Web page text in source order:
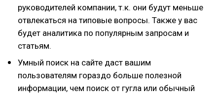
руководителей компании, т.к. они будут меньше
отвлекаться на типовые вопросы. Также у вас
будет аналитика по популярным запросам и
статьям.
Умный поиск на сайте даст вашим
пользователям гораздо больше полезной
информации, чем поиск от гугла или обычный